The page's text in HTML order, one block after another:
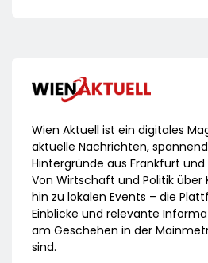
Wien Aktuell ist ein digitales
aktuelle Nachrichten,
Hintergründe aus Frankfurt
Von Wirtschaft und Politik über
hin zu lokalen Events – die
Einblicke und relevante
am Geschehen in der
sind.